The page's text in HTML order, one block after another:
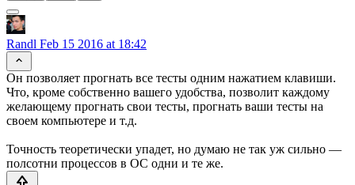
Randl Feb 15 2016 at 18:42
Он позволяет прогнать все тесты одним нажатием клавиши.
Что, кроме собственно вашего удобства, позволит каждому
желающему прогнать свои тесты, прогнать ваши тесты на
своем компьютере и т.д.
Точность теоретически упадет, но думаю не так уж сильно —
полсотни процессов в ОС одни и те же.